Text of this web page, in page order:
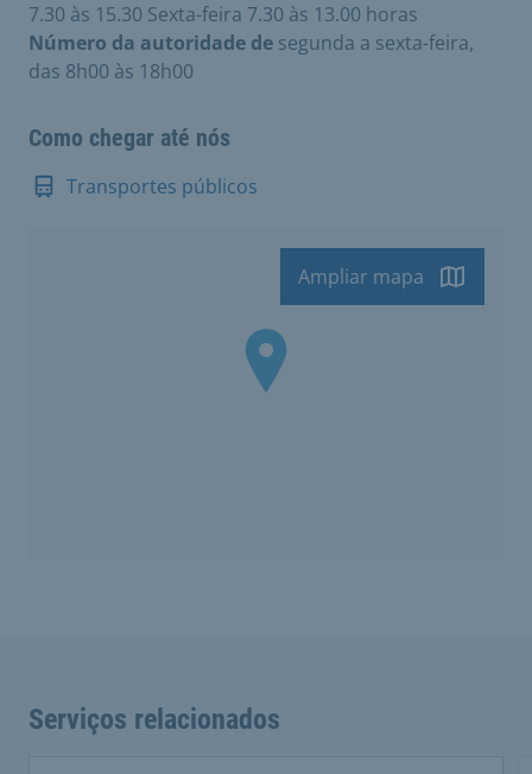
7.30 às 15.30 Sexta-feira 7.30 às 13.00 horas
Número da autoridade de segunda a sexta-feira,
das 8h00 às 18h00
Como chegar até nós
Transportes públicos
Ampliar mapa
Serviços relacionados